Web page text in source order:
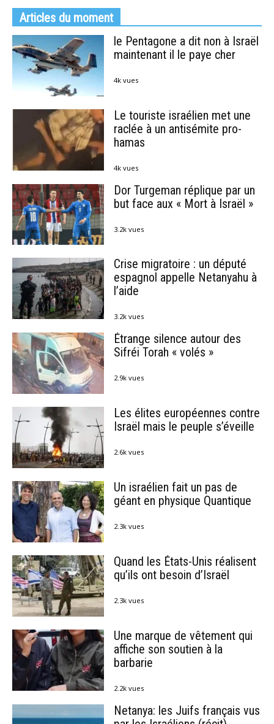
Articles du moment
le Pentagone a dit non à Israël
maintenant il le paye cher
4k vues
Le touriste israélien met une
raclée à un antisémite pro-
hamas
4k vues
Dor Turgeman réplique par un
but face aux « Mort à Israël »
3.2k vues
Crise migratoire : un député
espagnol appelle Netanyahu à
l’aide
3.2k vues
Étrange silence autour des
Sifréi Torah « volés »
2.9k vues
Les élites européennes contre
Israël mais le peuple s’éveille
2.6k vues
Un israélien fait un pas de
géant en physique Quantique
2.3k vues
Quand les États-Unis réalisent
qu’ils ont besoin d’Israël
2.3k vues
Une marque de vêtement qui
affiche son soutien à la
barbarie
2.2k vues
Netanya: les Juifs français vus